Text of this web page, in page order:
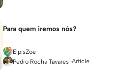
Para quem iremos nós?
ElpisZoe
Pedro Rocha Tavares Article